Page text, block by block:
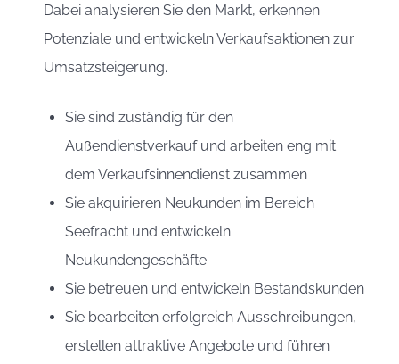
Dabei analysieren Sie den Markt, erkennen
Potenziale und entwickeln Verkaufsaktionen zur
Umsatzsteigerung.
Sie sind zuständig für den
Außendienstverkauf und arbeiten eng mit
dem Verkaufsinnendienst zusammen
Sie akquirieren Neukunden im Bereich
Seefracht und entwickeln
Neukundengeschäfte
Sie betreuen und entwickeln Bestandskunden
Sie bearbeiten erfolgreich Ausschreibungen,
erstellen attraktive Angebote und führen